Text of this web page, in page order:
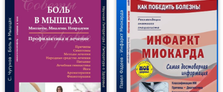
Шумов А.С. (2)
Элизабет Арчер (1)
Ю. Н. Гребенева (2)
Юлия Никитенко (1)